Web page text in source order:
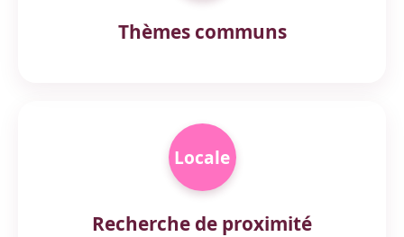
Thèmes communs
Locale
Recherche de proximité